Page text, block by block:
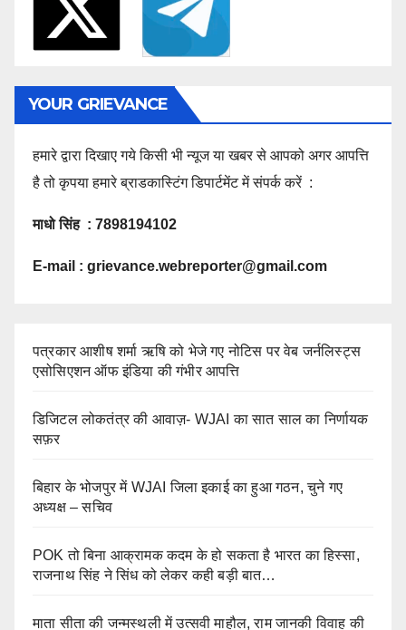
YOUR GRIEVANCE
हमारे द्वारा दिखाए गये किसी भी न्यूज या खबर से आपको अगर आपत्ति
है तो कृपया हमारे ब्राडकास्टिंग डिपार्टमेंट में संपर्क करें :
माधो सिंह : 7898194102
E-mail : grievance.webreporter@gmail.com
पत्रकार आशीष शर्मा ऋषि को भेजे गए नोटिस पर वेब जर्नलिस्ट्स
एसोसिएशन ऑफ इंडिया की गंभीर आपत्ति
डिजिटल लोकतंत्र की आवाज़- WJAI का सात साल का निर्णायक
सफ़र
बिहार के भोजपुर में WJAI जिला इकाई का हुआ गठन, चुने गए
अध्यक्ष – सचिव
POK तो बिना आक्रामक कदम के हो सकता है भारत का हिस्सा,
राजनाथ सिंह ने सिंध को लेकर कही बड़ी बात…
माता सीता की जन्मस्थली में उत्सवी माहौल, राम जानकी विवाह की